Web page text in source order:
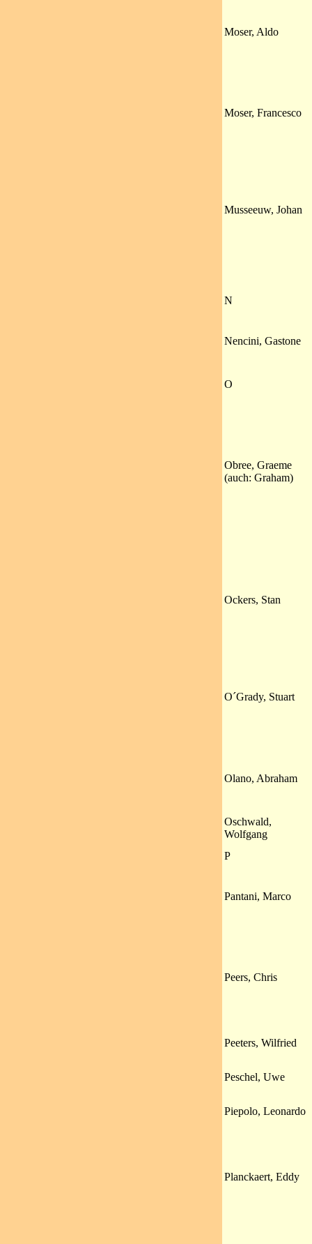
Moser, Aldo
Moser, Francesco
Musseeuw, Johan
N
Nencini, Gastone
O
Obree, Graeme
(auch: Graham)
Ockers, Stan
O´Grady, Stuart
Olano, Abraham
Oschwald,
Wolfgang
P
Pantani, Marco
Peers, Chris
Peeters, Wilfried
Peschel, Uwe
Piepolo, Leonardo
Planckaert, Eddy